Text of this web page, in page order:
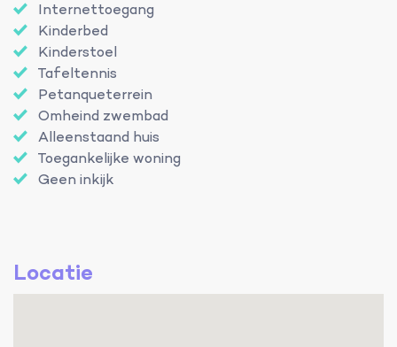
Internettoegang
Kinderbed
Kinderstoel
Tafeltennis
Petanqueterrein
Omheind zwembad
Alleenstaand huis
Toegankelijke woning
Geen inkijk
Locatie